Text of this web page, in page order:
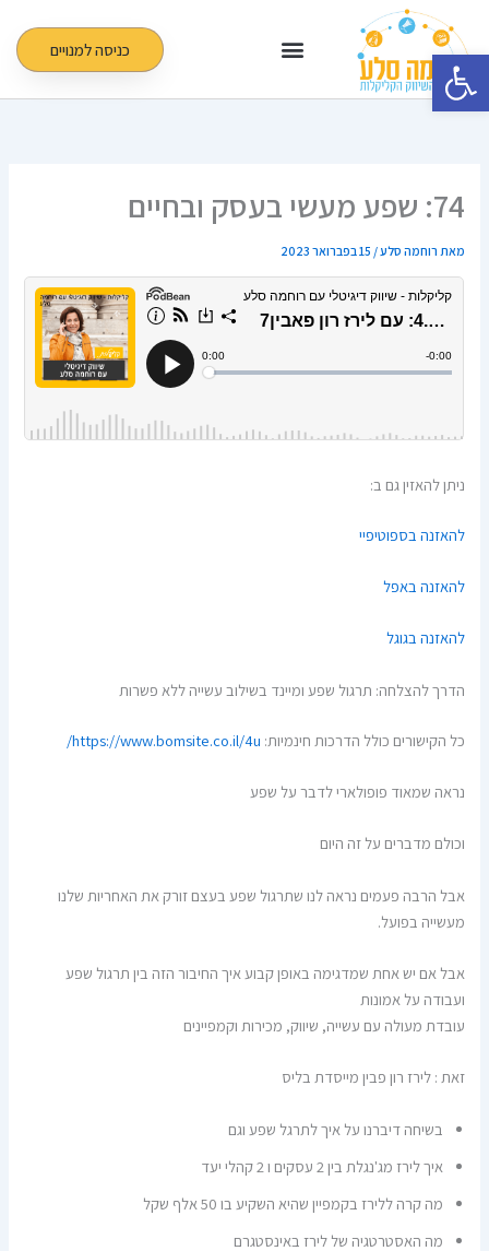
פתח סרגל נגישות
לתוכן
כניסה למנויים
74: שפע מעשי בעסק ובחיים
מאת רוחמה סלע/ 15 בפברואר 2023
ניתן להאזין גם ב:
להאזנה בספוטיפיי
להאזנה באפל
להאזנה בגוגל
הדרך להצלחה: תרגול שפע ומיינד בשילוב עשייה ללא פשרות
כל הקישורים כולל הדרכות חינמיות: https://www.bomsite.co.il/4u/
נראה שמאוד פופולארי לדבר על שפע
וכולם מדברים על זה היום
אבל הרבה פעמים נראה לנו שתרגול שפע בעצם זורק את האחריות שלנו
מעשייה בפועל.
אבל אם יש אחת שמדגימה באופן קבוע איך החיבור הזה בין תרגול שפע
ועבודה על אמונות
עובדת מעולה עם עשייה, שיווק, מכירות וקמפיינים
זאת : לירז רון פבין מייסדת בליס
בשיחה דיברנו על איך לתרגל שפע וגם
איך לירז מג'נגלת בין 2 עסקים ו 2 קהלי יעד
מה קרה ללירז בקמפיין שהיא השקיע בו 50 אלף שקל
מה האסטרטגיה של לירז באינסטגרם